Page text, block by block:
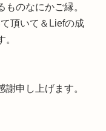
のなにかご縁。
頂いて＆Liefの成
申し上げます。